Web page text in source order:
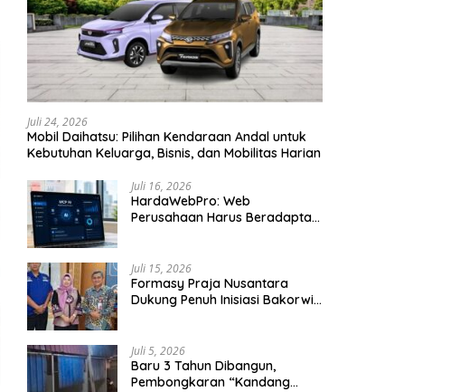
Juli 24, 2026
Mobil Daihatsu: Pilihan Kendaraan Andal untuk
Kebutuhan Keluarga, Bisnis, dan Mobilitas Harian
Juli 16, 2026
HardaWebPro: Web
Perusahaan Harus Beradaptasi
Operasional
Juli 15, 2026
Formasy Praja Nusantara
Dukung Penuh Inisiasi Bakorwil
Juli 5, 2026
Baru 3 Tahun Dibangun,
Pembongkaran “Kandang